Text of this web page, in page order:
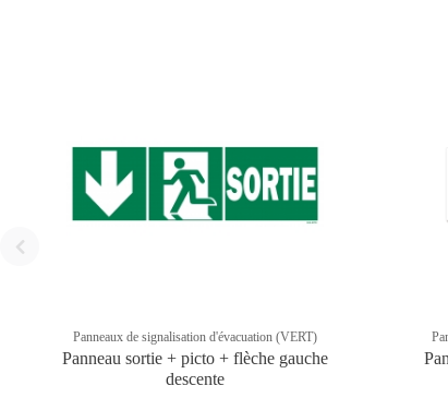
Panneaux de signalisation d'évacuation (VERT)
Panneau sortie + picto + flèche gauche
descente